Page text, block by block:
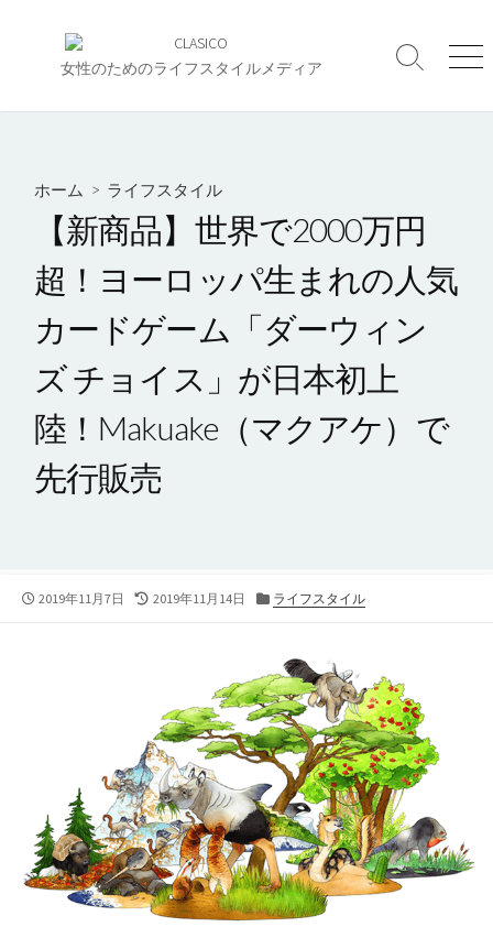
女性のためのライフスタイルメディア
検
メ
ホーム > ライフスタイル
【新商品】世界で2000万円
超！ヨーロッパ生まれの人気
カードゲーム「ダーウィン
ズ チョイス」が日本初上
陸！Makuake（マクアケ）で
先行販売
公
2019年11月7日
最
2019年11月14日
カ
リ
ー
ライフスタイル